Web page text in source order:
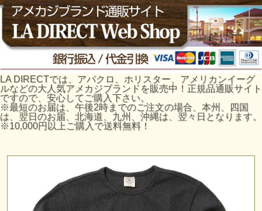
LA DIRECTでは、アバクロ、ホリスター、アメリカンイーグ
ルなどの大人気アメカジブランドを販売中！正規品通販サイト
ですので、安心してご購入下さい。
※最短のお届は、午後2時までのご注文の場合、本州、四国
は、翌日のお届、北海道、九州、沖縄は、翌々日となります。
※10,000円以上ご購入で送料無料！